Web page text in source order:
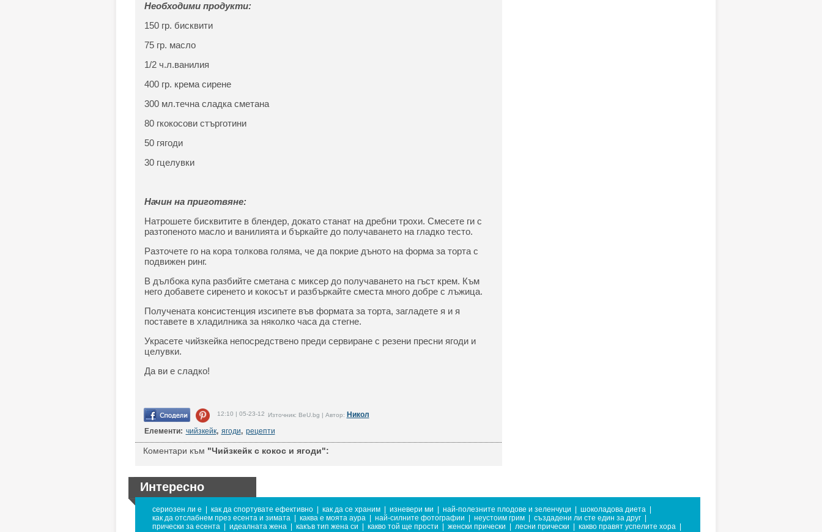
Необходими продукти:
150 гр. бисквити
75 гр. масло
1/2 ч.л.ванилия
400 гр. крема сирене
300 мл.течна сладка сметана
80 гкокосови стърготини
50 гягоди
30 гцелувки
Начин на приготвяне:
Натрошете бисквитите в блендер, докато станат на дребни трохи. Смесете ги с
разтопеното масло и ванилията и бъркайте до получаването на гладко тесто.
Разточете го на кора толкова голяма, че да покрие дъното на форма за торта с
подвижен ринг.
B дълбока купа разбийте сметана с миксер до получаването на гъст крем. Към
него добавете сиренето и кокосът и разбъркайте сместа много добре с лъжица.
Получената консистенция изсипете във формата за торта, загладете я и я
поставете в хладилника за няколко часа да стегне.
Украсете чийзкейка непосредствено преди сервиране с резени пресни ягоди и
целувки.
Да ви е сладко!
12:10 | 05-23-12 Източник: BeU.bg | Автор: Никол
Елементи: чийзкейк, ягоди, рецепти
Коментари към "Чийзкейк с кокос и ягоди":
Интересно
сериозен ли е как да спортувате ефективно как да се храним изневери ми най-полезните плодове и зеленчуци шоколадова диета
как да отслабнем през есента и зимата
каква е моята аура най-силните фотографии неустоим грим създадени ли сте един за друг
прически за есента
идеалната жена какъв тип жена си какво той ще прости женски прически лесни прически какво правят успелите хора